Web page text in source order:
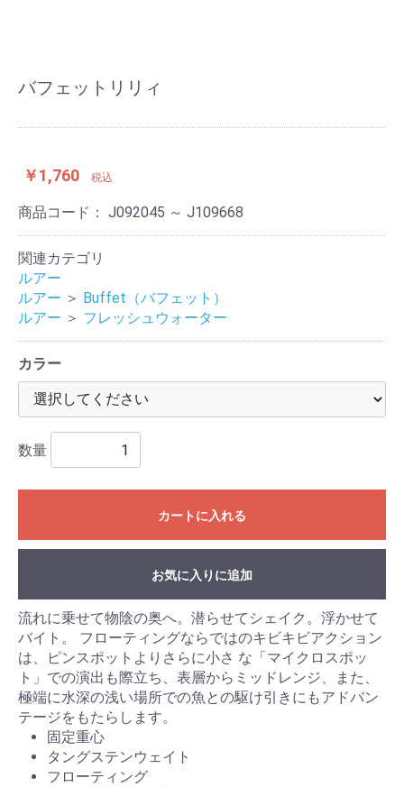
バフェットリリィ
￥1,760 税込
商品コード： J092045 ～ J109668
関連カテゴリ
ルアー
ルアー ＞ Buffet（バフェット）
ルアー ＞ フレッシュウォーター
カラー
数量
カートに入れる
お気に入りに追加
流れに乗せて物陰の奥へ。潜らせてシェイク。浮かせて
バイト。 フローティングならではのキビキビアクション
は、ピンスポットよりさらに小さ な「マイクロスポッ
ト」での演出も際立ち、表層からミッドレンジ、また、
極端に水深の浅い場所での魚との駆け引きにもアドバン
テージをもたらします。
固定重心
タングステンウェイト
フローティング